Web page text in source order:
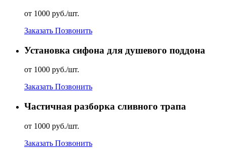
от 1000 руб./шт.
Заказать Позвонить
Установка сифона для душевого поддона
от 1000 руб./шт.
Заказать Позвонить
Частичная разборка сливного трапа
от 1000 руб./шт.
Заказать Позвонить